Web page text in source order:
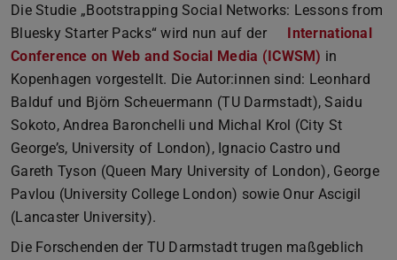
Die Studie „Bootstrapping Social Networks: Lessons from
Bluesky Starter Packs“ wird nun auf der
International
Conference on Web and Social Media (ICWSM) in
Kopenhagen vorgestellt. Die Autor:innen sind: Leonhard
Balduf und Björn Scheuermann (TU Darmstadt), Saidu
Sokoto, Andrea Baronchelli und Michal Krol (City St
George’s, University of London), Ignacio Castro und
Gareth Tyson (Queen Mary University of London), George
Pavlou (University College London) sowie Onur Ascigil
(Lancaster University).
Die Forschenden der TU Darmstadt trugen maßgeblich